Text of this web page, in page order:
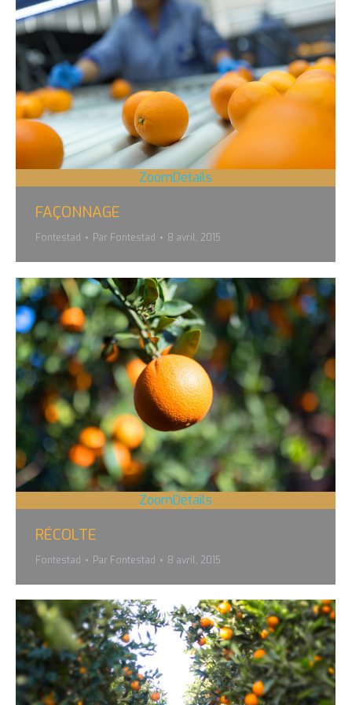
ZoomDétails
FAÇONNAGE
Fontestad Par Fontestad 8 avril, 2015
ZoomDétails
RÉCOLTE
Fontestad Par Fontestad 8 avril, 2015